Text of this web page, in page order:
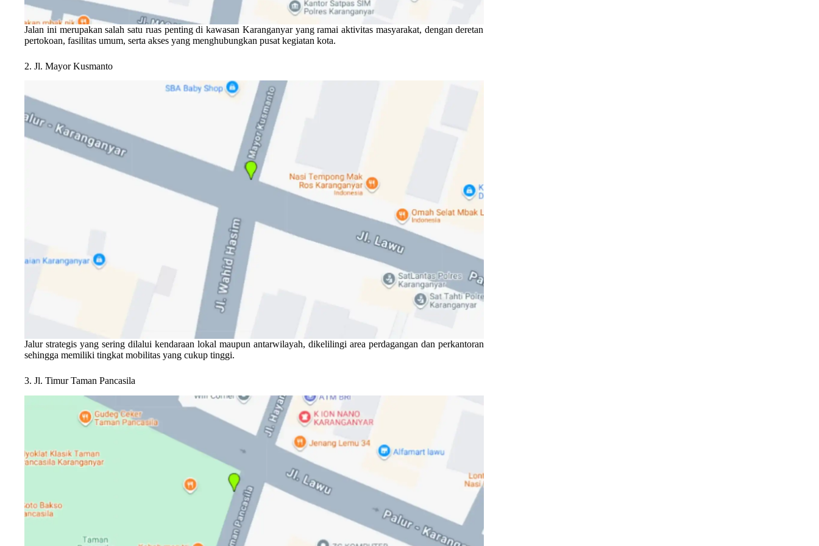
Jalan ini merupakan salah satu ruas penting di kawasan Karanganyar yang ramai aktivitas masyarakat, dengan deretan
pertokoan, fasilitas umum, serta akses yang menghubungkan pusat kegiatan kota.
2. Jl. Mayor Kusmanto
Jalur strategis yang sering dilalui kendaraan lokal maupun antarwilayah, dikelilingi area perdagangan dan perkantoran
sehingga memiliki tingkat mobilitas yang cukup tinggi.
3. Jl. Timur Taman Pancasila